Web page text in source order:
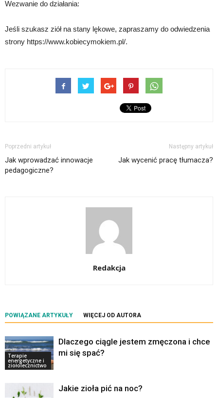
Wezwanie do działania:
Jeśli szukasz ziół na stany lękowe, zapraszamy do odwiedzenia
strony https://www.kobiecymokiem.pl/.
Poprzedni artykuł
Jak wprowadzać innowacje
pedagogiczne?
Następny artykuł
Jak wycenić pracę tłumacza?
Redakcja
POWIĄZANE ARTYKUŁY WIĘCEJ OD AUTORA
Terapie
energetyczne i
ziołolecznictwo
Dlaczego ciągle jestem zmęczona i chce
mi się spać?
Jakie zioła pić na noc?